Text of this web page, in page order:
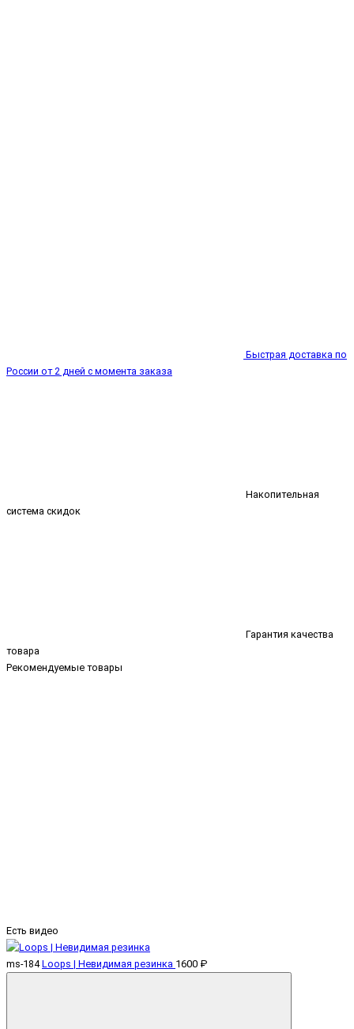
Быстрая доставка по
России от 2 дней с момента заказа
Накопительная
система скидок
Гарантия качества
товара
Рекомендуемые товары
Есть видео
ms-184 Loops | Невидимая резинка 1600 ₽